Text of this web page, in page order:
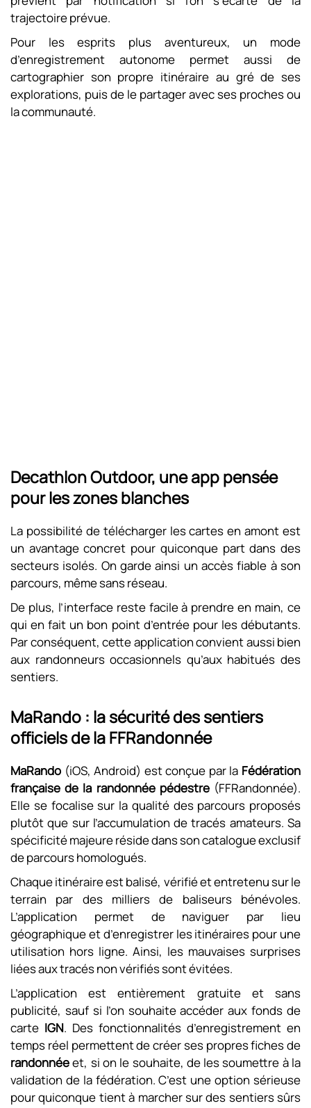
trajectoire prévue.
Pour les esprits plus aventureux, un mode
d’enregistrement autonome permet aussi de
cartographier son propre itinéraire au gré de ses
explorations, puis de le partager avec ses proches ou
la communauté.
Decathlon Outdoor, une app pensée
pour les zones blanches
La possibilité de télécharger les cartes en amont est
un avantage concret pour quiconque part dans des
secteurs isolés. On garde ainsi un accès fiable à son
parcours, même sans réseau.
De plus, l’interface reste facile à prendre en main, ce
qui en fait un bon point d’entrée pour les débutants.
Par conséquent, cette application convient aussi bien
aux randonneurs occasionnels qu’aux habitués des
sentiers.
MaRando : la sécurité des sentiers
officiels de la FFRandonnée
MaRando (iOS, Android) est conçue par la Fédération
française de la randonnée pédestre(FFRandonnée).
Elle se focalise sur la qualité des parcours proposés
plutôt que sur l’accumulation de tracés amateurs. Sa
spécificité majeure réside dans son catalogue exclusif
de parcours homologués.
Chaque itinéraire est balisé, vérifié et entretenu sur le
terrain par des milliers de baliseurs bénévoles.
L’application permet de naviguer par lieu
géographique et d’enregistrer les itinéraires pour une
utilisation hors ligne. Ainsi, les mauvaises surprises
liées aux tracés non vérifiés sont évitées.
L’application est entièrement gratuite et sans
publicité, sauf si l’on souhaite accéder aux fonds de
carte IGN. Des fonctionnalités d’enregistrement en
temps réel permettent de créer ses propres fiches de
randonnéeet, si on le souhaite, de les soumettre à la
validation de la fédération. C’est une option sérieuse
pour quiconque tient à marcher sur des sentiers sûrs